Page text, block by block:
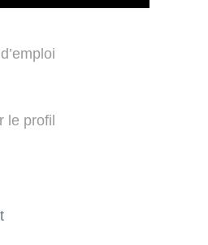
le profil